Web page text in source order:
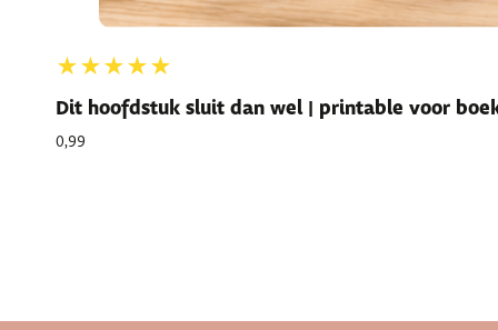
★★★★★
Dit hoofdstuk sluit dan wel | printable voor
0,99